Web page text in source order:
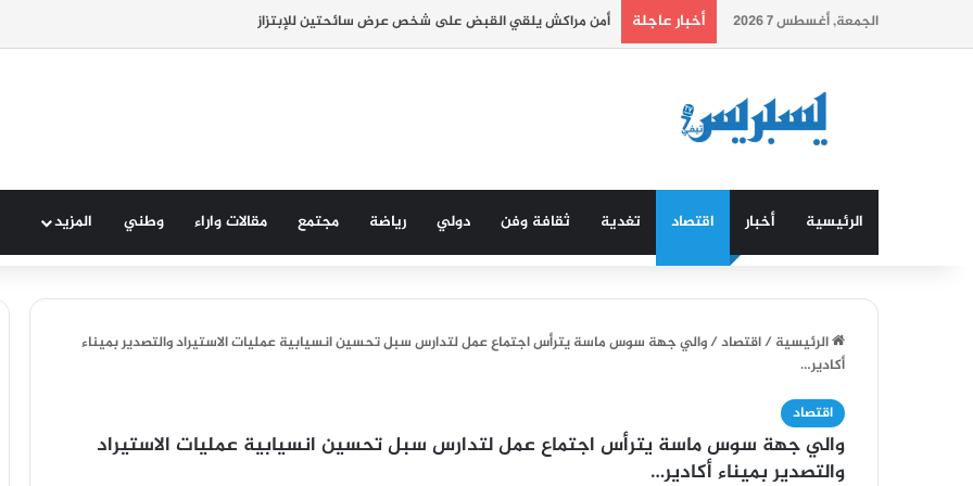
الجمعة, أغسطس 7 2026 أخبار عاجلة أمن مراكش يلقي القبض على شخص عرض سائحتين للإبتزاز
الرئيسية أخبار اقتصاد تغدية ثقافة وفن دولي رياضة مجتمع مقالات واراء وطني المزيد
الرئيسية/اقتصاد/والي جهة سوس ماسة يترأس اجتماع عمل لتدارس سبل تحسين انسيابية عمليات الاستيراد والتصدير بميناء
أكادير…
اقتصاد
والي جهة سوس ماسة يترأس اجتماع عمل لتدارس سبل تحسين انسيابية عمليات الاستيراد
والتصدير بميناء أكادير…